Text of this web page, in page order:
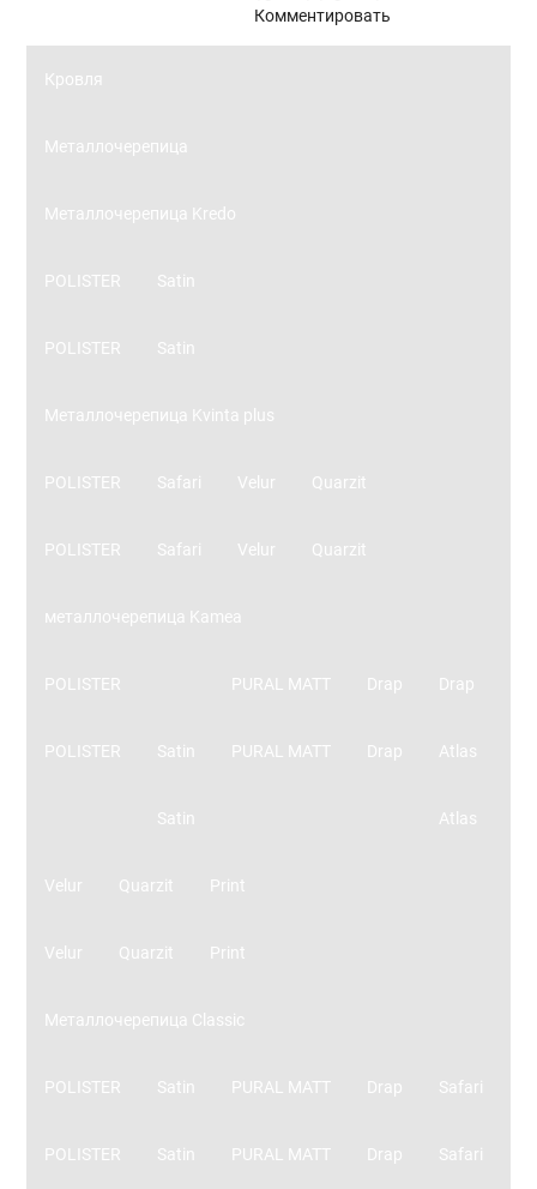
Кровля
Металлочерепица
Металлочерепица Kredo
POLISTER
POLISTER
Satin
Satin
Металлочерепица Kvinta plus
POLISTER
POLISTER
Safari
Safari
Velur
Velur
Quarzit
Quarzit
металлочерепица Kamea
POLISTER
POLISTER Satin
Satin
PURAL MATT
PURAL MATT
Drap
Drap
Drap
Atlas
Atlas
Velur
Velur
Quarzit
Quarzit
Print
Print
Металлочерепица Classic
POLISTER
POLISTER
Satin
Satin
PURAL MATT
PURAL MATT
Drap
Drap
Safari
Safari
Комментировать